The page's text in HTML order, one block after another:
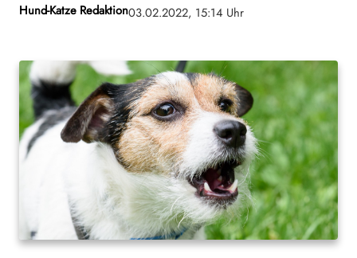
Hund-Katze Redaktion03.02.2022, 15:14 Uhr